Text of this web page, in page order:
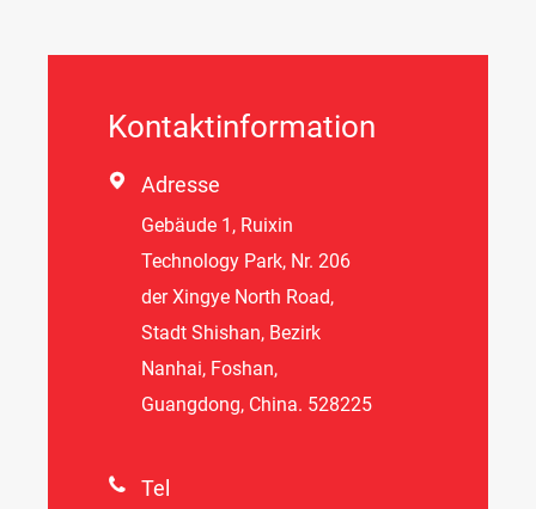
Kontaktinformation
 Adresse
Gebäude 1, Ruixin
Technology Park, Nr. 206
der Xingye North Road,
Stadt Shishan, Bezirk
Nanhai, Foshan,
Guangdong, China. 528225
 Tel